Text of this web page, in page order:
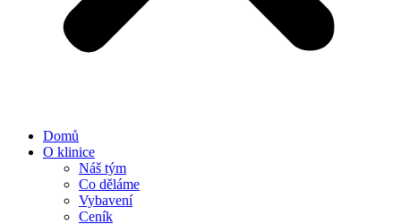
Domů
O klinice
Náš tým
Co děláme
Vybavení
Ceník